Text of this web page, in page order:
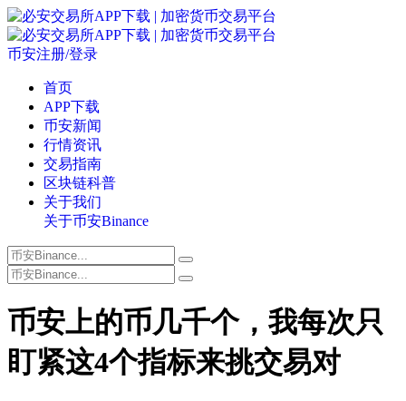
币安注册/登录
首页
APP下载
币安新闻
行情资讯
交易指南
区块链科普
关于我们
关于币安Binance
币安上的币几千个，我每次只
盯紧这4个指标来挑交易对